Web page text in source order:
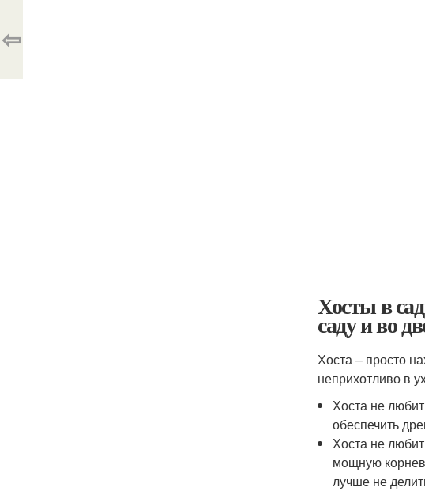
Хосты в
саду и во
Хоста – просто
неприхотливо в
Хоста не
обеспечить
Хоста не
мощную
лучше не
⇦